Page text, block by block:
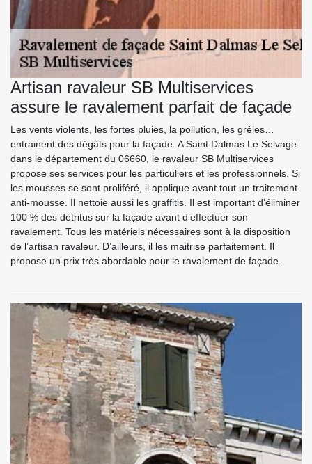
Artisan ravaleur SB Multiservices
assure le ravalement parfait de façade
Les vents violents, les fortes pluies, la pollution, les grêles…
entrainent des dégâts pour la façade. A Saint Dalmas Le Selvage
dans le département du 06660, le ravaleur SB Multiservices
propose ses services pour les particuliers et les professionnels. Si
les mousses se sont proliféré, il applique avant tout un traitement
anti-mousse. Il nettoie aussi les graffitis. Il est important d’éliminer
100 % des détritus sur la façade avant d’effectuer son
ravalement. Tous les matériels nécessaires sont à la disposition
de l’artisan ravaleur. D’ailleurs, il les maitrise parfaitement. Il
propose un prix très abordable pour le ravalement de façade.